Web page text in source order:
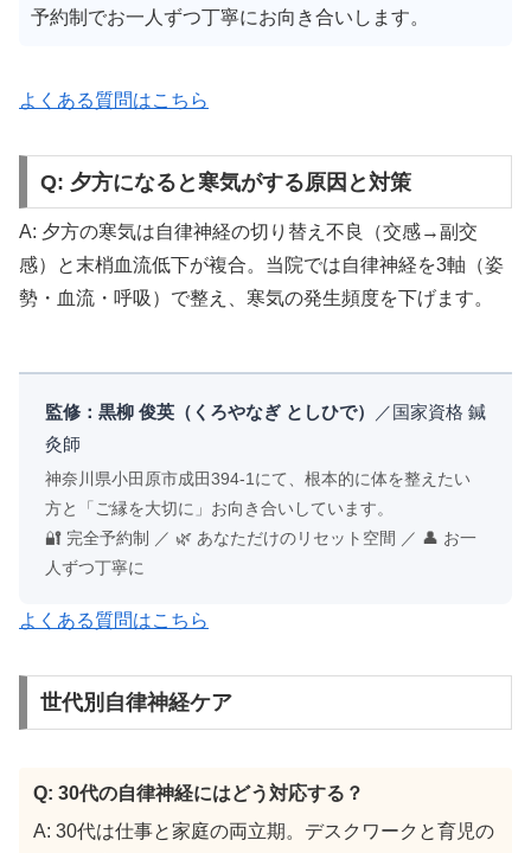
予約制でお一人ずつ丁寧にお向き合いします。
よくある質問はこちら
Q: 夕方になると寒気がする原因と対策
A: 夕方の寒気は自律神経の切り替え不良（交感→副交
感）と末梢血流低下が複合。当院では自律神経を3軸（姿
勢・血流・呼吸）で整え、寒気の発生頻度を下げます。
監修：黒柳 俊英（くろやなぎ としひで）
／国家資格 鍼
灸師
神奈川県小田原市成田394-1にて、根本的に体を整えたい
方と「ご縁を大切に」お向き合いしています。
🔐 完全予約制 ／ 🌿 あなただけのリセット空間 ／ 👤 お一
人ずつ丁寧に
よくある質問はこちら
世代別自律神経ケア
Q: 30代の自律神経にはどう対応する？
A: 30代は仕事と家庭の両立期。デスクワークと育児の